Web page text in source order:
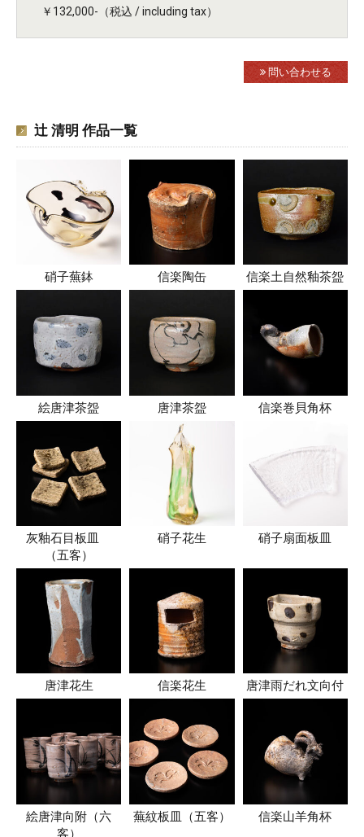
￥132,000-（税込 / including tax）
問い合わせる
辻 清明 作品一覧
硝子蕪鉢 信楽陶缶 信楽土自然釉茶盌
絵唐津茶盌 唐津茶盌 信楽巻貝角杯
灰釉石目板皿
（五客）
硝子花生 硝子扇面板皿
唐津花生 信楽花生 唐津雨だれ文向付
絵唐津向附（六
客）
蕪紋板皿（五客） 信楽山羊角杯